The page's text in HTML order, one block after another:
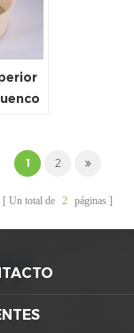
de1 2
Un total de 2 páginas